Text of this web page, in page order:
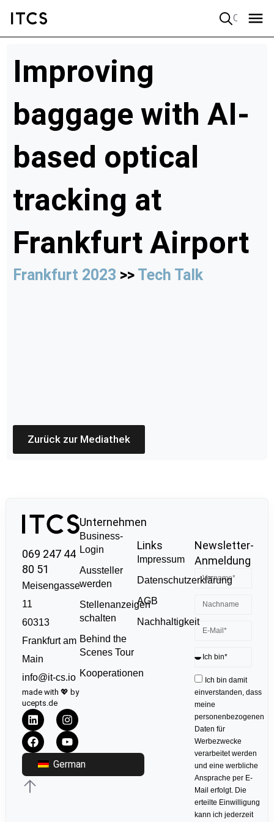
Improving
baggage with AI-
based optical
tracking at
Frankfurt Airport
Frankfurt 2023 >> Tech Talk
Zurück zur Mediathek
069 247 44
80 51
Meisengasse
11
60313
Frankfurt am
Main
info@it-cs.io
made with 💖 by
ucepts.de
German
Unternehmen
Business-
Login
Aussteller
werden
Stellenanzeigen
schalten
Behind the
Scenes Tour
Kooperationen
Links
Impressum
Datenschutzerklärung
AGB
Nachhaltigkeit
Newsletter-
Anmeldung
Ich bin damit
einverstanden, dass
meine
personenbezogenen
Daten für
Werbezwecke
verarbeitet werden
und eine werbliche
Ansprache per E-
Mail erfolgt. Die
erteilte Einwilligung
kann ich jederzeit